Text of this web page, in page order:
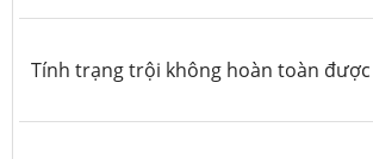
Tính trạng trội không hoàn toàn